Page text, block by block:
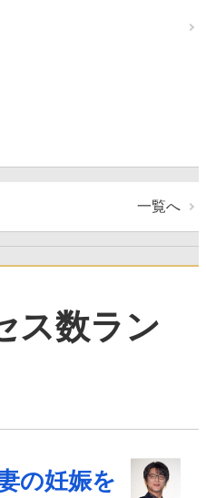
一覧へ
ス数ラン
の妊娠を